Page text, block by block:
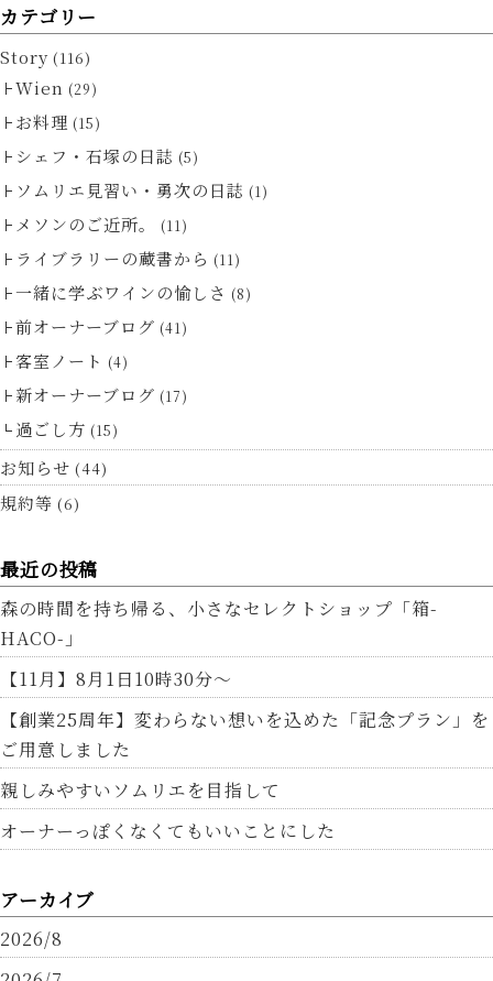
カテゴリー
Story (116)
Wien (29)
お料理 (15)
シェフ・石塚の日誌 (5)
ソムリエ見習い・勇次の日誌 (1)
メソンのご近所。 (11)
ライブラリーの蔵書から (11)
一緒に学ぶワインの愉しさ (8)
前オーナーブログ (41)
客室ノート (4)
新オーナーブログ (17)
過ごし方 (15)
お知らせ (44)
規約等 (6)
最近の投稿
森の時間を持ち帰る、小さなセレクトショップ「箱-
HACO-」
【11月】8月1日10時30分～
【創業25周年】変わらない想いを込めた「記念プラン」を
ご用意しました
親しみやすいソムリエを目指して
オーナーっぽくなくてもいいことにした
アーカイブ
2026/8